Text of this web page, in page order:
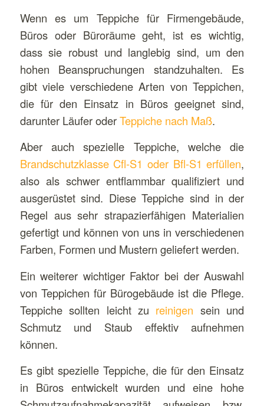
Wenn es um Teppiche für Firmengebäude,
Büros oder Büroräume geht, ist es wichtig,
dass sie robust und langlebig sind, um den
hohen Beanspruchungen standzuhalten. Es
gibt viele verschiedene Arten von Teppichen,
die für den Einsatz in Büros geeignet sind,
darunter Läufer oderTeppiche nach Maß.
Aber auch spezielle Teppiche, welche die
Brandschutzklasse Cfl-S1 oder Bfl-S1 erfüllen,
also als schwer entflammbar qualifiziert und
ausgerüstet sind. Diese Teppiche sind in der
Regel aus sehr strapazierfähigen Materialien
gefertigt und können von uns in verschiedenen
Farben, Formen und Mustern geliefert werden.
Ein weiterer wichtiger Faktor bei der Auswahl
von Teppichen für Bürogebäude ist die Pflege.
Teppiche sollten leicht zu reinigen sein und
Schmutz und Staub effektiv aufnehmen
können.
Es gibt spezielle Teppiche, die für den Einsatz
in Büros entwickelt wurden und eine hohe